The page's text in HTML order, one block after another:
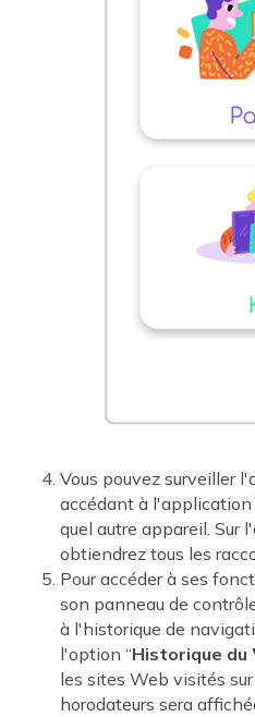
Vous pouvez surveiller
accédant à
quel autre appareil. Sur
obtiendrez tous les
Pour accéder à ses
son panneau de
à l'historique de
l'option “Historique du
les sites Web visités
horodateurs sera